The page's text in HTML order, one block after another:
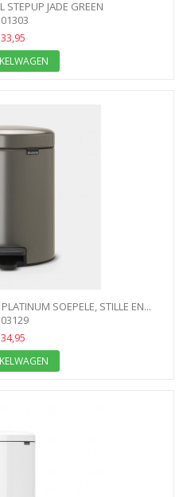
STEPUP JADE GREEN
SOEPELE, STILLE EN...